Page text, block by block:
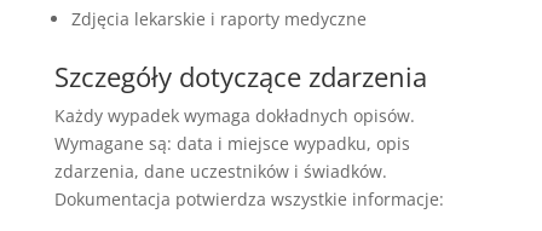
Zdjęcia lekarskie i raporty medyczne
Szczegóły dotyczące zdarzenia
Każdy wypadek wymaga dokładnych opisów.
Wymagane są: data i miejsce wypadku, opis
zdarzenia, dane uczestników i świadków.
Dokumentacja potwierdza wszystkie informacje: